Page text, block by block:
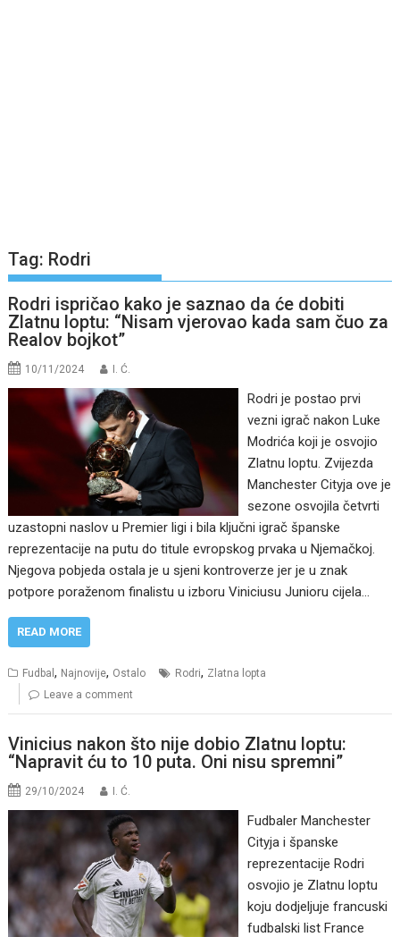
Tag: Rodri
Rodri ispričao kako je saznao da će dobiti
Zlatnu loptu: “Nisam vjerovao kada sam čuo za
Realov bojkot”
10/11/2024 I. Ć.
Rodri je postao prvi
vezni igrač nakon Luke
Modrića koji je osvojio
Zlatnu loptu. Zvijezda
Manchester Cityja ove je
sezone osvojila četvrti
uzastopni naslov u Premier ligi i bila ključni igrač španske
reprezentacije na putu do titule evropskog prvaka u Njemačkoj.
Njegova pobjeda ostala je u sjeni kontroverze jer je u znak
potpore poraženom finalistu u izboru Viniciusu Junioru cijela…
READ MORE
Fudbal, Najnovije, Ostalo Rodri, Zlatna lopta
Leave a comment
Vinicius nakon što nije dobio Zlatnu loptu:
“Napravit ću to 10 puta. Oni nisu spremni”
29/10/2024 I. Ć.
Fudbaler Manchester
Cityja i španske
reprezentacije Rodri
osvojio je Zlatnu loptu
koju dodjeljuje francuski
fudbalski list France